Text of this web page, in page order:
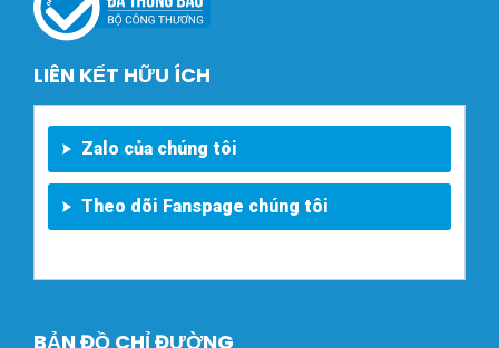
LIÊN KẾT HỮU ÍCH
Zalo của chúng tôi
Theo dõi Fanspage chúng tôi
BẢN ĐỒ CHỈ ĐƯỜNG